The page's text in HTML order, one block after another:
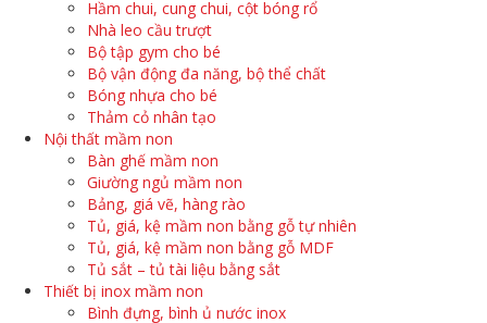
Hầm chui, cung chui, cột bóng rổ
Nhà leo cầu trượt
Bộ tập gym cho bé
Bộ vận động đa năng, bộ thể chất
Bóng nhựa cho bé
Thảm cỏ nhân tạo
Nội thất mầm non
Bàn ghế mầm non
Giường ngủ mầm non
Bảng, giá vẽ, hàng rào
Tủ, giá, kệ mầm non bằng gỗ tự nhiên
Tủ, giá, kệ mầm non bằng gỗ MDF
Tủ sắt – tủ tài liệu bằng sắt
Thiết bị inox mầm non
Bình đựng, bình ủ nước inox